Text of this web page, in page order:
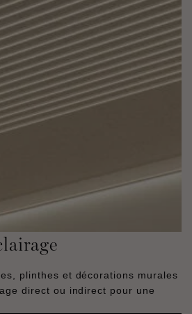
plinthes et décorations murales
direct ou indirect pour une